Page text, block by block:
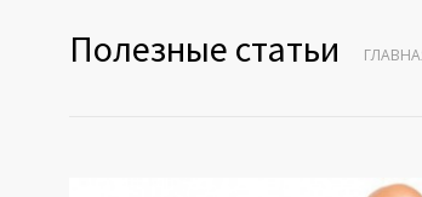
Полезные статьи